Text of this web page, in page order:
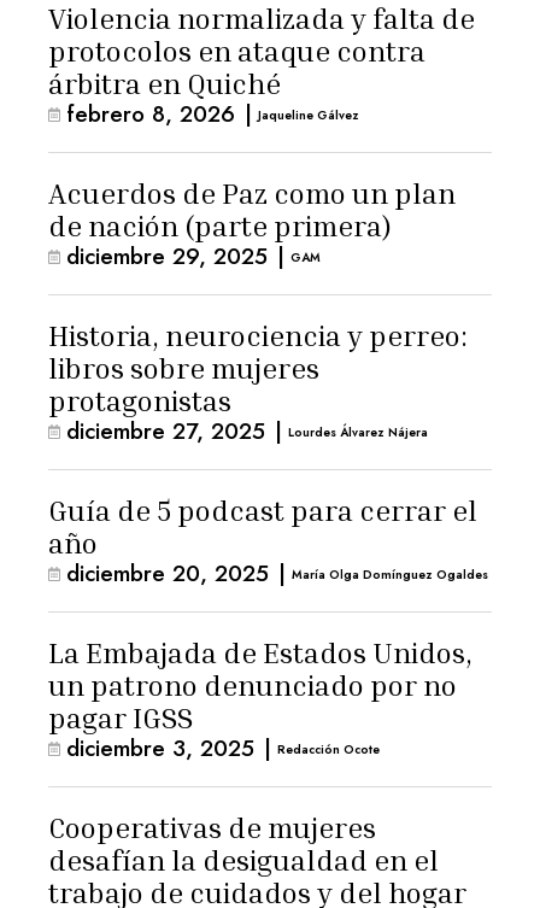
Violencia normalizada y falta de
protocolos en ataque contra
árbitra en Quiché
febrero 8, 2026 | Jaqueline Gálvez
Acuerdos de Paz como un plan
de nación (parte primera)
diciembre 29, 2025 | GAM
Historia, neurociencia y perreo:
libros sobre mujeres
protagonistas
diciembre 27, 2025 | Lourdes Álvarez Nájera
Guía de 5 podcast para cerrar el
año
diciembre 20, 2025 | María Olga Domínguez Ogaldes
La Embajada de Estados Unidos,
un patrono denunciado por no
pagar IGSS
diciembre 3, 2025 | Redacción Ocote
Cooperativas de mujeres
desafían la desigualdad en el
trabajo de cuidados y del hogar